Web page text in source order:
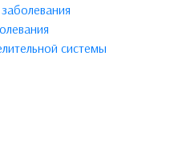
системы